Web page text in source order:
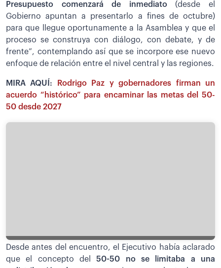
Presupuesto comenzará de inmediato(desde el
Gobierno apuntan a presentarlo a fines de octubre)
para que llegue oportunamente a la Asamblea y que el
proceso se construya con diálogo, con debate, y de
frente”, contemplando así que se incorpore ese nuevo
enfoque de relación entre el nivel central y las regiones.
MIRA AQUÍ:
Rodrigo Paz y gobernadores firman un
acuerdo “histórico” para encaminar las metas del 50-
50 desde 2027
Desde antes del encuentro, el Ejecutivo había aclarado
que el concepto del50-50 no se limitaba a una